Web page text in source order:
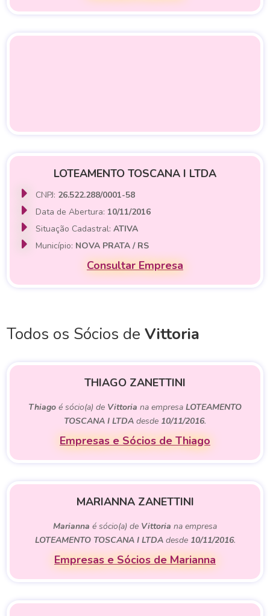
LOTEAMENTO TOSCANA I LTDA
CNPJ: 26.522.288/0001-58
Data de Abertura: 10/11/2016
Situação Cadastral:ATIVA
Município: NOVA PRATA / RS
Consultar Empresa
Todos os Sócios deVittoria
THIAGO ZANETTINI
Thiago é sócio(a) de Vittoria na empresa LOTEAMENTO
TOSCANA I LTDA desde 10/11/2016.
Empresas e Sócios de Thiago
MARIANNA ZANETTINI
Marianna é sócio(a) de Vittoria na empresa
LOTEAMENTO TOSCANA I LTDAdesde 10/11/2016.
Empresas e Sócios de Marianna